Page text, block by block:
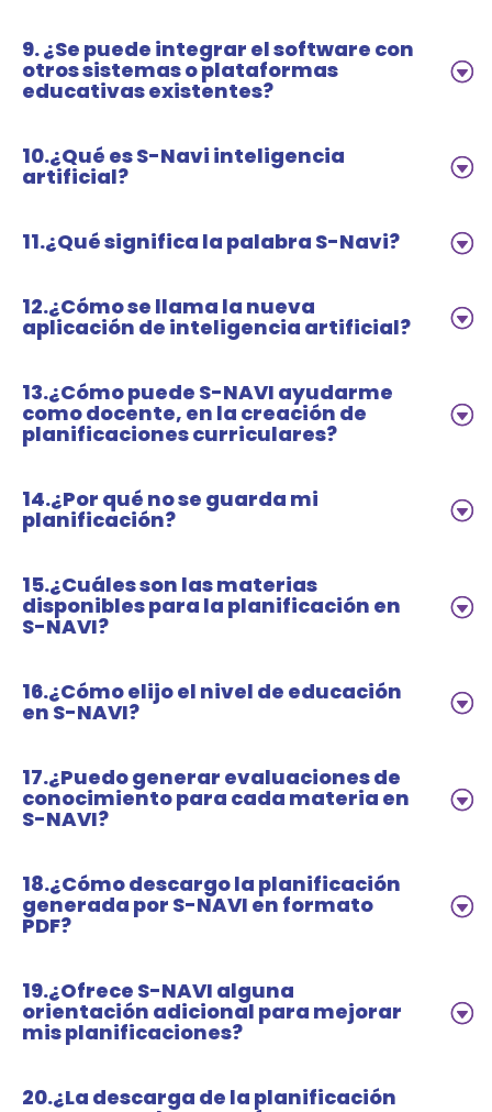
9. ¿Se puede integrar el software con
otros sistemas o plataformas
educativas existentes?
10.¿Qué es S-Navi inteligencia
artificial?
11.¿Qué significa la palabra S-Navi?
12.¿Cómo se llama la nueva
aplicación de inteligencia artificial?
13.¿Cómo puede S-NAVI ayudarme
como docente, en la creación de
planificaciones curriculares?
14.¿Por qué no se guarda mi
planificación?
15.¿Cuáles son las materias
disponibles para la planificación en
S-NAVI?
16.¿Cómo elijo el nivel de educación
en S-NAVI?
17.¿Puedo generar evaluaciones de
conocimiento para cada materia en
S-NAVI?
18.¿Cómo descargo la planificación
generada por S-NAVI en formato
PDF?
19.¿Ofrece S-NAVI alguna
orientación adicional para mejorar
mis planificaciones?
20.¿La descarga de la planificación